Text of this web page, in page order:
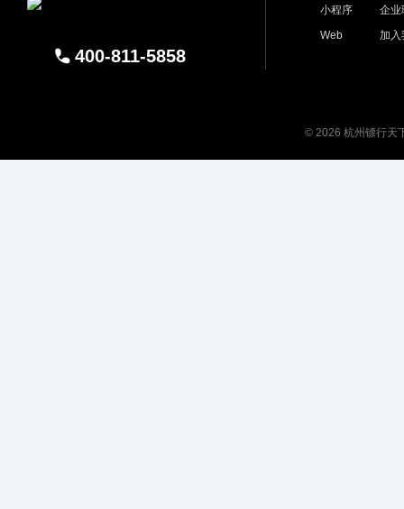
400-811-5858
小程序
Web
企业
加入
© 2026 杭州镖行天